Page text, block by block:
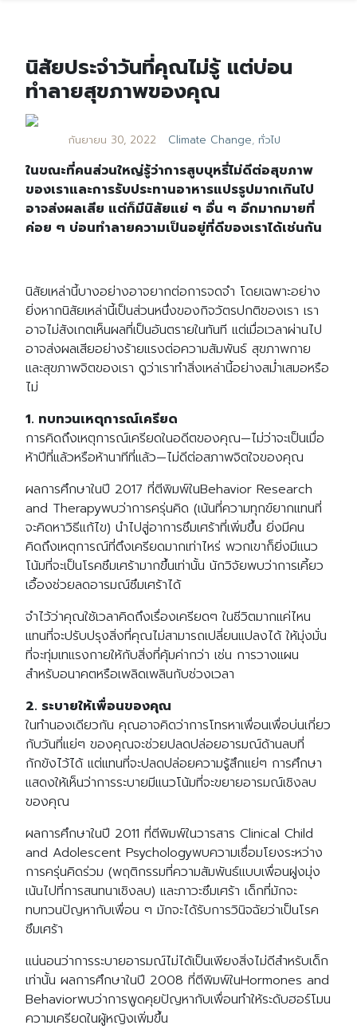
นิสัยประจำวันที่คุณไม่รู้ แต่บ่อน
ทำลายสุขภาพของคุณ
กันยายน 30, 2022 Climate Change, ทั่วไป
ในขณะที่คนส่วนใหญ่รู้ว่าการสูบบุหรี่ไม่ดีต่อสุขภาพ
ของเราและการรับประทานอาหารแปรรูปมากเกินไป
อาจส่งผลเสีย แต่ก็มีนิสัยแย่ ๆ อื่น ๆ อีกมากมายที่
ค่อย ๆ บ่อนทำลายความเป็นอยู่ที่ดีของเราได้เช่นกัน
นิสัยเหล่านี้บางอย่างอาจยากต่อการจดจำ โดยเฉพาะอย่าง
ยิ่งหากนิสัยเหล่านี้เป็นส่วนหนึ่งของกิจวัตรปกติของเรา เรา
อาจไม่สังเกตเห็นผลที่เป็นอันตรายในทันที แต่เมื่อเวลาผ่านไป
อาจส่งผลเสียอย่างร้ายแรงต่อความสัมพันธ์ สุขภาพกาย
และสุขภาพจิตของเรา ดูว่าเราทำสิ่งเหล่านี้อย่างสม่ำเสมอหรือ
ไม่
1. ทบทวนเหตุการณ์เครียด
การคิดถึงเหตุการณ์เครียดในอดีตของคุณ—ไม่ว่าจะเป็นเมื่อ
ห้าปีที่แล้วหรือห้านาทีที่แล้ว—ไม่ดีต่อสภาพจิตใจของคุณ
ผลการศึกษาในปี 2017 ที่ตีพิมพ์ในBehavior Research
and Therapyพบว่าการครุ่นคิด (เน้นที่ความทุกข์ยากแทนที่
จะคิดหาวิธีแก้ไข) นำไปสู่อาการซึมเศร้าที่เพิ่มขึ้น ยิ่งมีคน
คิดถึงเหตุการณ์ที่ตึงเครียดมากเท่าไหร่ พวกเขาก็ยิ่งมีแนว
โน้มที่จะเป็นโรคซึมเศร้ามากขึ้นเท่านั้น นักวิจัยพบว่าการเคี้ยว
เอื้องช่วยลดอารมณ์ซึมเศร้าได้
จำไว้ว่าคุณใช้เวลาคิดถึงเรื่องเครียดๆ ในชีวิตมากแค่ไหน
แทนที่จะปรับปรุงสิ่งที่คุณไม่สามารถเปลี่ยนแปลงได้ ให้มุ่งมั่น
ที่จะทุ่มเทแรงกายให้กับสิ่งที่คุ้มค่ากว่า เช่น การวางแผน
สำหรับอนาคตหรือเพลิดเพลินกับช่วงเวลา
2. ระบายให้เพื่อนของคุณ
ในทำนองเดียวกัน คุณอาจคิดว่าการโทรหาเพื่อนเพื่อบ่นเกี่ยว
กับวันที่แย่ๆ ของคุณจะช่วยปลดปล่อยอารมณ์ด้านลบที่
กักขังไว้ได้ แต่แทนที่จะปลดปล่อยความรู้สึกแย่ๆ การศึกษา
แสดงให้เห็นว่าการระบายมีแนวโน้มที่จะขยายอารมณ์เชิงลบ
ของคุณ
ผลการศึกษาในปี 2011 ที่ตีพิมพ์ในวารสาร Clinical Child
and Adolescent Psychologyพบความเชื่อมโยงระหว่าง
การครุ่นคิดร่วม (พฤติกรรมที่ความสัมพันธ์แบบเพื่อนฝูงมุ่ง
เน้นไปที่การสนทนาเชิงลบ) และภาวะซึมเศร้า เด็กที่มักจะ
ทบทวนปัญหากับเพื่อน ๆ มักจะได้รับการวินิจฉัยว่าเป็นโรค
ซึมเศร้า
แน่นอนว่าการระบายอารมณ์ไม่ได้เป็นเพียงสิ่งไม่ดีสำหรับเด็ก
เท่านั้น ผลการศึกษาในปี 2008 ที่ตีพิมพ์ในHormones and
Behaviorพบว่าการพูดคุยปัญหากับเพื่อนทำให้ระดับฮอร์โมน
ความเครียดในผู้หญิงเพิ่มขึ้น